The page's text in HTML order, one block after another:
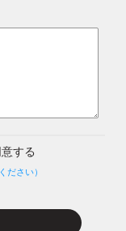
する
ださい）